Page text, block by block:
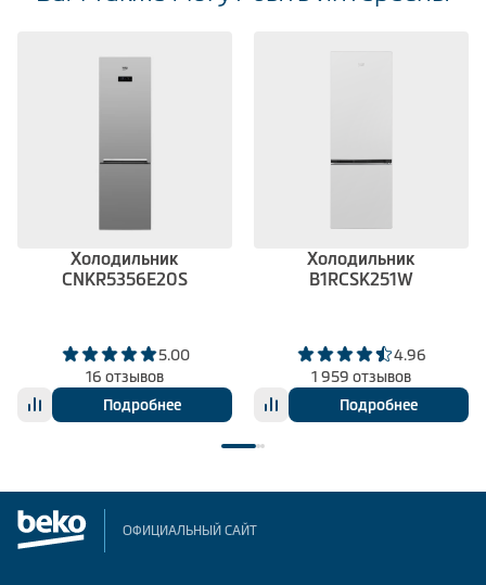
Холодильник
CNKR5356E20S
5.00
16 отзывов
Подробнее
Холодильник
B1RCSK251W
4.96
1 959 отзывов
Подробнее
ОФИЦИАЛЬНЫЙ САЙТ